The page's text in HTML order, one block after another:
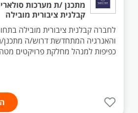
מתכנן /ת מערכות
קבלנית ציבורית מובילה
לחברה קבלנית ציבורית מובילה
והאנרגיה המתחדשת דרוש/ה מתכנן/
כפיפות למנהל מחלקת פרויקטים